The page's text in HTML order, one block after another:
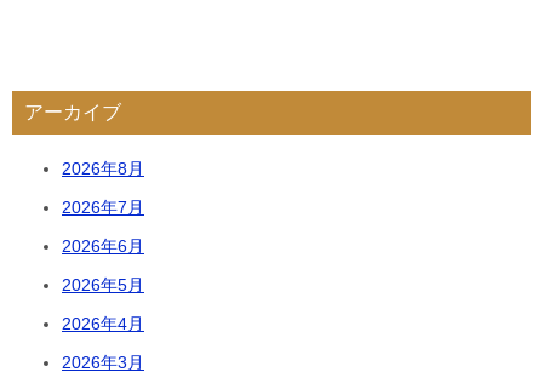
アーカイブ
2026年8月
2026年7月
2026年6月
2026年5月
2026年4月
2026年3月